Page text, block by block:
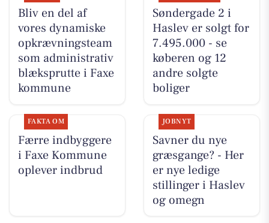
Bliv en del af
vores dynamiske
opkrævningsteam
som administrativ
blæksprutte i Faxe
kommune
Søndergade 2 i
Haslev er solgt for
7.495.000 - se
køberen og 12
andre solgte
boliger
FAKTA OM
Færre indbyggere
i Faxe Kommune
oplever indbrud
JOBNYT
Savner du nye
græsgange? - Her
er nye ledige
stillinger i Haslev
og omegn